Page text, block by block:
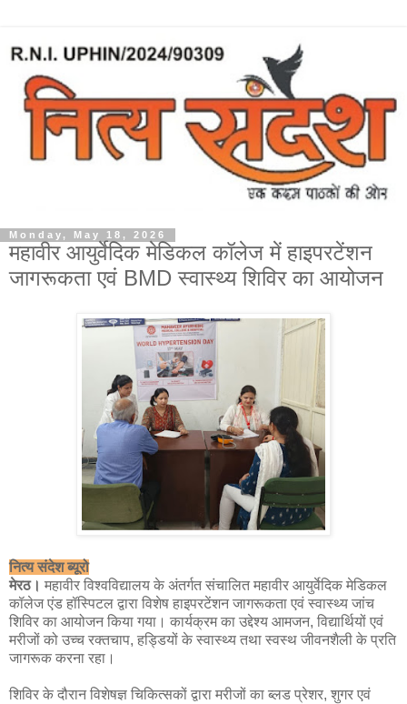
Monday, May 18, 2026
महावीर आयुर्वेदिक मेडिकल कॉलेज में हाइपरटेंशन
जागरूकता एवं BMD स्वास्थ्य शिविर का आयोजन
नित्य संदेश ब्यूरो
मेरठ। महावीर विश्वविद्यालय के अंतर्गत संचालित महावीर आयुर्वेदिक मेडिकल
कॉलेज एंड हॉस्पिटल द्वारा विशेष हाइपरटेंशन जागरूकता एवं स्वास्थ्य जांच
शिविर का आयोजन किया गया। कार्यक्रम का उद्देश्य आमजन, विद्यार्थियों एवं
मरीजों को उच्च रक्तचाप, हड्डियों के स्वास्थ्य तथा स्वस्थ जीवनशैली के प्रति
जागरूक करना रहा।
शिविर के दौरान विशेषज्ञ चिकित्सकों द्वारा मरीजों का ब्लड प्रेशर, शुगर एवं